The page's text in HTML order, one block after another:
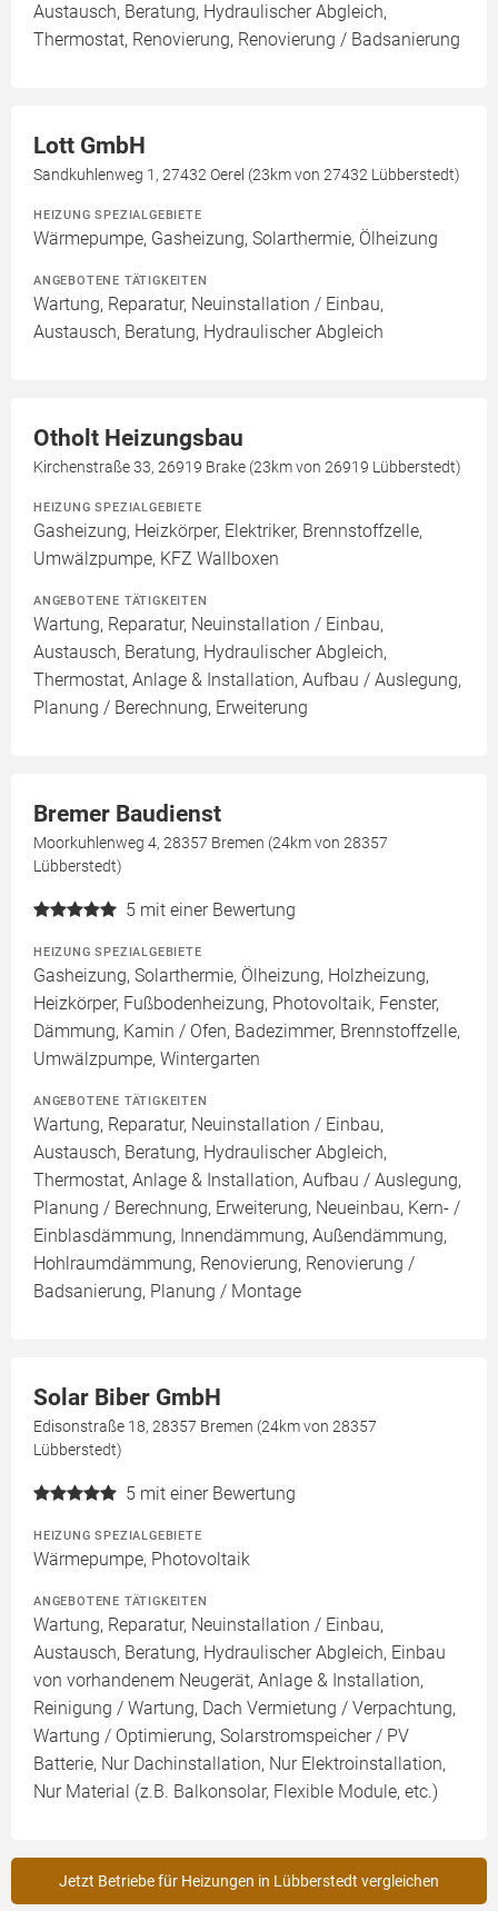
Austausch, Beratung, Hydraulischer Abgleich,
Thermostat, Renovierung, Renovierung / Badsanierung
Lott GmbH
Sandkuhlenweg 1, 27432 Oerel (23km von 27432 Lübberstedt)
HEIZUNG SPEZIALGEBIETE
Wärmepumpe, Gasheizung, Solarthermie, Ölheizung
ANGEBOTENE TÄTIGKEITEN
Wartung, Reparatur, Neuinstallation / Einbau,
Austausch, Beratung, Hydraulischer Abgleich
Otholt Heizungsbau
Kirchenstraße 33, 26919 Brake (23km von 26919 Lübberstedt)
HEIZUNG SPEZIALGEBIETE
Gasheizung, Heizkörper, Elektriker, Brennstoffzelle,
Umwälzpumpe, KFZ Wallboxen
ANGEBOTENE TÄTIGKEITEN
Wartung, Reparatur, Neuinstallation / Einbau,
Austausch, Beratung, Hydraulischer Abgleich,
Thermostat, Anlage & Installation, Aufbau / Auslegung,
Planung / Berechnung, Erweiterung
Bremer Baudienst
Moorkuhlenweg 4, 28357 Bremen (24km von 28357
Lübberstedt)
5 mit einer Bewertung
HEIZUNG SPEZIALGEBIETE
Gasheizung, Solarthermie, Ölheizung, Holzheizung,
Heizkörper, Fußbodenheizung, Photovoltaik, Fenster,
Dämmung, Kamin / Ofen, Badezimmer, Brennstoffzelle,
Umwälzpumpe, Wintergarten
ANGEBOTENE TÄTIGKEITEN
Wartung, Reparatur, Neuinstallation / Einbau,
Austausch, Beratung, Hydraulischer Abgleich,
Thermostat, Anlage & Installation, Aufbau / Auslegung,
Planung / Berechnung, Erweiterung, Neueinbau, Kern- /
Einblasdämmung, Innendämmung, Außendämmung,
Hohlraumdämmung, Renovierung, Renovierung /
Badsanierung, Planung / Montage
Solar Biber GmbH
Edisonstraße 18, 28357 Bremen (24km von 28357
Lübberstedt)
5 mit einer Bewertung
HEIZUNG SPEZIALGEBIETE
Wärmepumpe, Photovoltaik
ANGEBOTENE TÄTIGKEITEN
Wartung, Reparatur, Neuinstallation / Einbau,
Austausch, Beratung, Hydraulischer Abgleich, Einbau
von vorhandenem Neugerät, Anlage & Installation,
Reinigung / Wartung, Dach Vermietung / Verpachtung,
Wartung / Optimierung, Solarstromspeicher / PV
Batterie, Nur Dachinstallation, Nur Elektroinstallation,
Nur Material (z.B. Balkonsolar, Flexible Module, etc.)
Jetzt Betriebe für Heizungen in Lübberstedt vergleichen